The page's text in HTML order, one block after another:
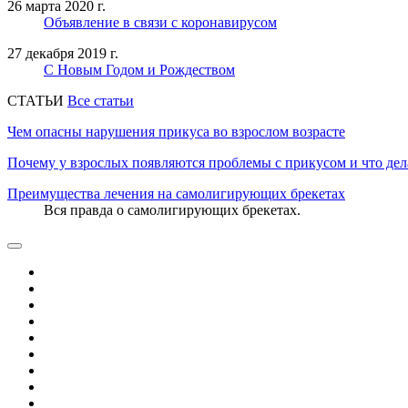
26 марта 2020 г.
Объявление в связи с коронавирусом
27 декабря 2019 г.
С Новым Годом и Рождеством
CТАТЬИ Все статьи
Чем опасны нарушения прикуса во взрослом возрасте
Почему у взрослых появляются проблемы с прикусом и что
Преимущества лечения на самолигирующих брекетах
Вся правда о самолигирующих брекетах.